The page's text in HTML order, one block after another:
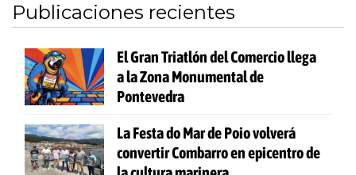
Publicaciones recientes
El Gran Triatlón del Comercio llega
a la Zona Monumental de
Pontevedra
La Festa do Mar de Poio volverá
convertir Combarro en epicentro de